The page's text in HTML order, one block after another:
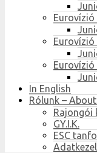
Eurovízió
Eurovízió
Eurovízió
In English
Rólunk –
Rajongói
GY.I.K.
ESC